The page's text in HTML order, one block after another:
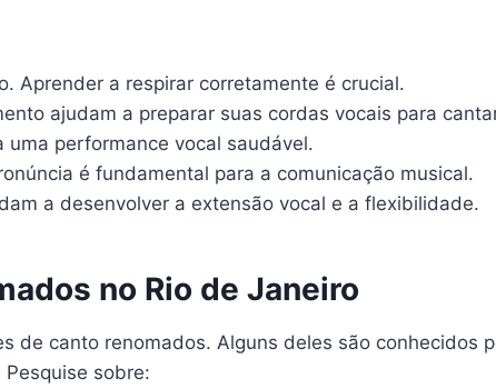
Aprender a respirar corretamente é crucial.
ajudam a preparar suas cordas vocais para
performance vocal saudável.
é fundamental para a comunicação musical.
a desenvolver a extensão vocal e a flexibilidade.
no Rio de Janeiro
de canto renomados. Alguns deles são conhecidos
sobre: